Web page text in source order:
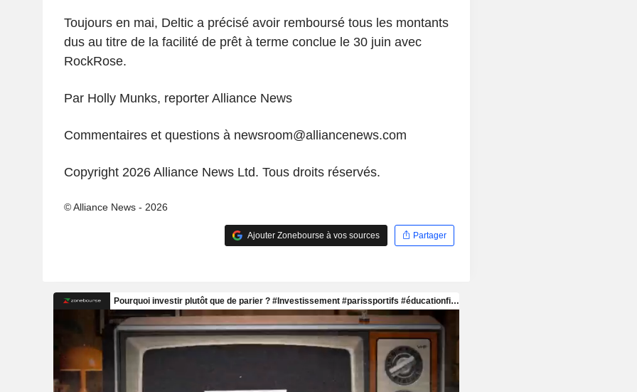
Toujours en mai, Deltic a précisé avoir remboursé tous les montants
dus au titre de la facilité de prêt à terme conclue le 30 juin avec
RockRose.
Par Holly Munks, reporter Alliance News
Commentaires et questions à newsroom@alliancenews.com
Copyright 2026 Alliance News Ltd. Tous droits réservés.
© Alliance News - 2026
Ajouter Zonebourse à vos sources Partager